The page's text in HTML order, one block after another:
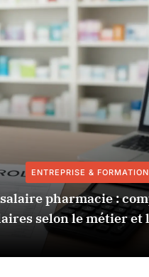
ENTREPRISE & FORMATION
pharmacie :
selon le métier et